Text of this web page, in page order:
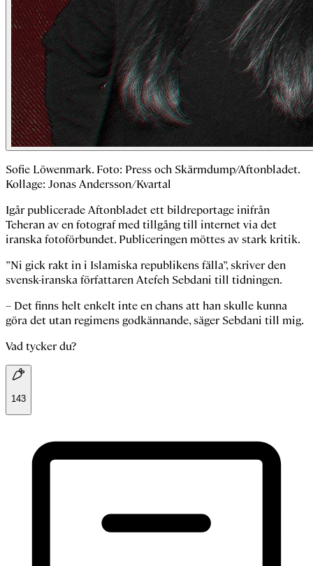
Sofie Löwenmark. Foto: Press och Skärmdump/Aftonbladet.
Kollage: Jonas Andersson/Kvartal
Igår publicerade Aftonbladet ett bildreportage inifrån
Teheran av en fotograf med tillgång till internet via det
iranska fotoförbundet. Publiceringen möttes av stark kritik.
”Ni gick rakt in i Islamiska republikens fälla”, skriver den
svensk-iranska författaren Atefeh Sebdani till tidningen.
– Det finns helt enkelt inte en chans att han skulle kunna
göra det utan regimens godkännande, säger Sebdani till mig.
Vad tycker du?
143